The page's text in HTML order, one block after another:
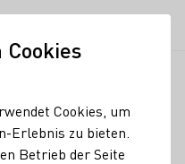
Cookies, um
Erlebnis zu bieten.
Betrieb der Seite